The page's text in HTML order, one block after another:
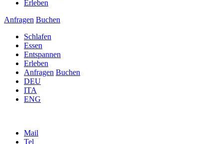
Erleben
Anfragen Buchen
Schlafen
Essen
Entspannen
Erleben
Anfragen Buchen
DEU
ITA
ENG
Mail
Tel